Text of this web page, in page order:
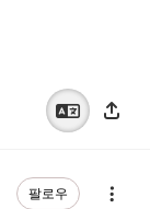
팔로우